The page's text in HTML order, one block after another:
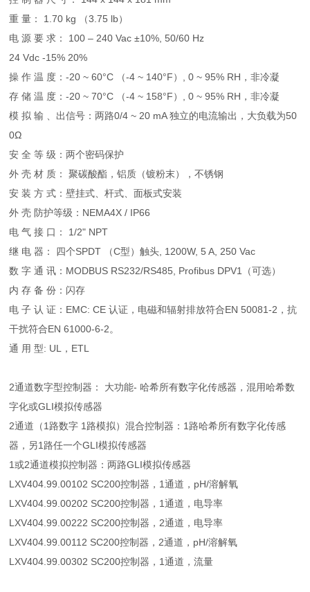
重 量： 1.70 kg （3.75 lb）
电 源 要 求： 100 – 240 Vac ±10%, 50/60 Hz
24 Vdc -15% 20%
操 作 温 度：-20 ~ 60°C （-4 ~ 140°F）, 0 ~ 95% RH，非冷凝
存 储 温 度：-20 ~ 70°C （-4 ~ 158°F）, 0 ~ 95% RH，非冷凝
模 拟 输 、出信号：两路0/4 ~ 20 mA 独立的电流输出，大负载为50
0Ω
安 全 等 级：两个密码保护
外 壳 材 质： 聚碳酸酯，铝质（镀粉末），不锈钢
安 装 方 式：壁挂式、杆式、面板式安装
外 壳 防护等级：NEMA4X / IP66
电 气 接 口： 1/2" NPT
继 电 器： 四个SPDT （C型）触头, 1200W, 5 A, 250 Vac
数 字 通 讯：MODBUS RS232/RS485, Profibus DPV1（可选）
内 存 备 份：闪存
电 子 认 证：EMC: CE 认证，电磁和辐射排放符合EN 50081-2，抗
干扰符合EN 61000-6-2。
通 用 型: UL，ETL
2通道数字型控制器： 大功能- 哈希所有数字化传感器，混用哈希数
字化或GLI模拟传感器
2通道（1路数字 1路模拟）混合控制器：1路哈希所有数字化传感
器，另1路任一个GLI模拟传感器
1或2通道模拟控制器：两路GLI模拟传感器
LXV404.99.00102 SC200控制器，1通道，pH/溶解氧
LXV404.99.00202 SC200控制器，1通道，电导率
LXV404.99.00222 SC200控制器，2通道，电导率
LXV404.99.00112 SC200控制器，2通道，pH/溶解氧
LXV404.99.00302 SC200控制器，1通道，流量